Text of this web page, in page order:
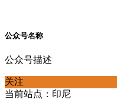
公众号名称
公众号描述
关注
当前站点：印尼